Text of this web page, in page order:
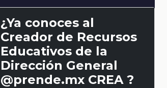
¿Ya conoces al
Creador de Recursos
Educativos de la
Dirección General
@prende.mx CREA ?